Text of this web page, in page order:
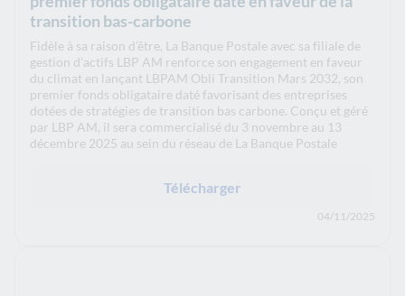
transition bas-carbone
Fidèle à sa raison d’être, La Banque Postale avec sa filiale de
gestion d’actifs LBP AM renforce son engagement en faveur
du climat en lançant LBPAM Obli Transition Mars 2032, son
premier fonds obligataire daté favorisant des entreprises
dotées de stratégies de transition bas carbone. Conçu et géré
par LBP AM, il sera commercialisé du 3 novembre au 13
décembre 2025 au sein du réseau de La Banque Postale
Télécharger
04/11/2025